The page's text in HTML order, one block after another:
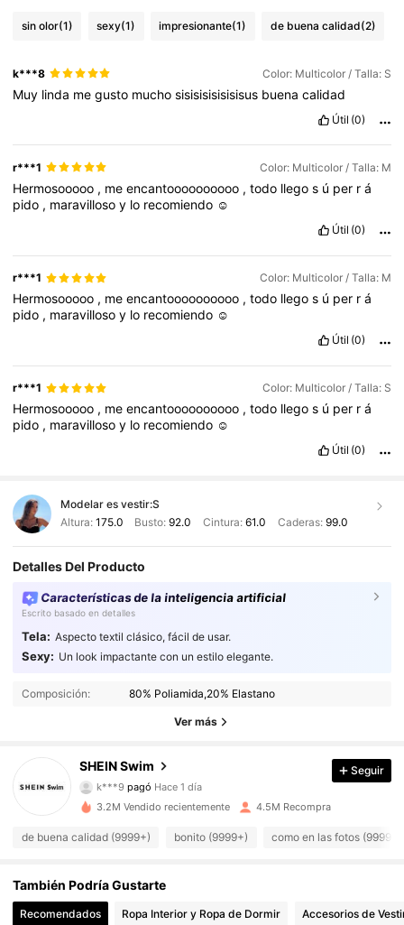
sin olor(1) sexy(1) impresionante(1) de buena calidad(2)
k***8 Color: Multicolor / Talla: S
Muy linda megusto muchosisisisisisisisus buenacalidad
Útil (0)
r***1 Color: Multicolor / Talla: M
Hermosooooo , meencantoooooooooo ,todo llegos ú per rá
pido , maravillosoy lo recomiendo ☺️
Útil (0)
r***1 Color: Multicolor / Talla: M
Hermosooooo , meencantoooooooooo ,todo llegos ú per rá
pido , maravillosoy lo recomiendo ☺️
Útil (0)
r***1 Color: Multicolor / Talla: S
Hermosooooo , meencantoooooooooo ,todo llegos ú per rá
pido , maravillosoy lo recomiendo ☺️
Útil (0)
Modelar es vestir:S
Altura: 175.0 Busto:92.0 Cintura: 61.0 Caderas: 99.0
Detalles Del Producto
Características de la inteligencia artificial
Escrito basado en detalles
Tela: Aspecto textil clásico, fácil de usar.
Sexy: Un look impactante con un estilo elegante.
Composición: 80% Poliamida,20% Elastano
Ver más
SHEIN Swim
4,93
414K Seguidores
k***9 pagó Hace 1 día
seguido
4,93 414K Seguidores
Seguir
3.2M Vendido recientemente 4.5M Recompra
de buena calidad (9999+) bonito (9999+) como en las fotos (9999+)
También Podría Gustarte
Recomendados Ropa Interior y Ropa de Dormir Accesorios de